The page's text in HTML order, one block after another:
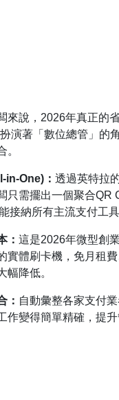
來說，2026年真正的
演著「數位總管」的
。
in-One)： 透過英特拉
只需擺出一個聚合QR
接納所有主流支付工具
： 這是2026年微型創
實體刷卡機，免月租
幅降低。
： 自動彙整各家支付
作變得簡單精確，提升